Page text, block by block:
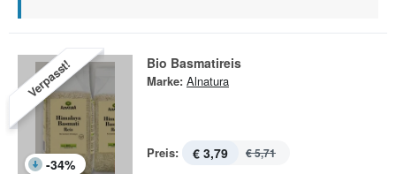
Verpasst!
-34%
Bio Basmatireis
Marke: Alnatura
Preis: € 3,79 € 5,71